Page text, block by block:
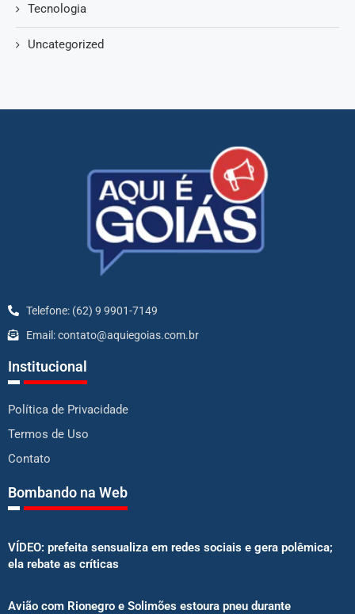
Tecnologia
Uncategorized
Telefone: (62) 9 9901-7149
Email: contato@aquiegoias.com.br
Institucional
Política de Privacidade
Termos de Uso
Contato
Bombando na Web
VÍDEO: prefeita sensualiza em redes sociais e gera polêmica;
ela rebate as críticas
Avião com Rionegro e Solimões estoura pneu durante